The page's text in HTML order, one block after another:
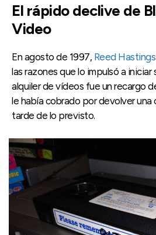
El rápido declive de
Video
En agosto de 1997, Reed Hastings
las razones que lo impulsó a
alquiler de vídeos fue un recargo
le había cobrado por devolver una
tarde de lo previsto.